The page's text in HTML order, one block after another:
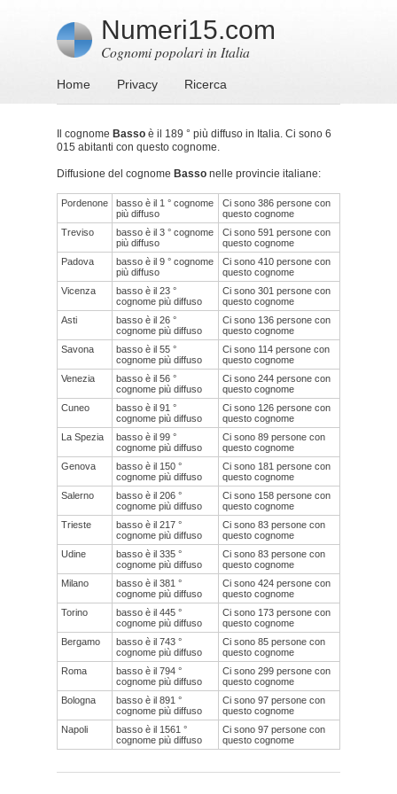
Numeri15.com
Cognomi popolari in Italia
Home Privacy Ricerca
Il cognome Basso è il 189 ° più diffuso in Italia. Ci sono 6
015 abitanti con questo cognome.
Diffusione del cognome Basso nelle provincie italiane:
Pordenone
basso è il 1 ° cognome
più diffuso
Ci sono 386 persone con
questo cognome
Treviso
basso è il 3 ° cognome
più diffuso
Ci sono 591 persone con
questo cognome
Padova
basso è il 9 ° cognome
più diffuso
Ci sono 410 persone con
questo cognome
Vicenza
basso è il 23 °
cognome più diffuso
Ci sono 301 persone con
questo cognome
Asti
basso è il 26 °
cognome più diffuso
Ci sono 136 persone con
questo cognome
Savona
basso è il 55 °
cognome più diffuso
Ci sono 114 persone con
questo cognome
Venezia
basso è il 56 °
cognome più diffuso
Ci sono 244 persone con
questo cognome
Cuneo
basso è il 91 °
cognome più diffuso
Ci sono 126 persone con
questo cognome
La Spezia
basso è il 99 °
cognome più diffuso
Ci sono 89 persone con
questo cognome
Genova
basso è il 150 °
cognome più diffuso
Ci sono 181 persone con
questo cognome
Salerno
basso è il 206 °
cognome più diffuso
Ci sono 158 persone con
questo cognome
Trieste
basso è il 217 °
cognome più diffuso
Ci sono 83 persone con
questo cognome
Udine
basso è il 335 °
cognome più diffuso
Ci sono 83 persone con
questo cognome
Milano
basso è il 381 °
cognome più diffuso
Ci sono 424 persone con
questo cognome
Torino
basso è il 445 °
cognome più diffuso
Ci sono 173 persone con
questo cognome
Bergamo
basso è il 743 °
cognome più diffuso
Ci sono 85 persone con
questo cognome
Roma
basso è il 794 °
cognome più diffuso
Ci sono 299 persone con
questo cognome
Bologna
basso è il 891 °
cognome più diffuso
Ci sono 97 persone con
questo cognome
Napoli
basso è il 1561 °
cognome più diffuso
Ci sono 97 persone con
questo cognome